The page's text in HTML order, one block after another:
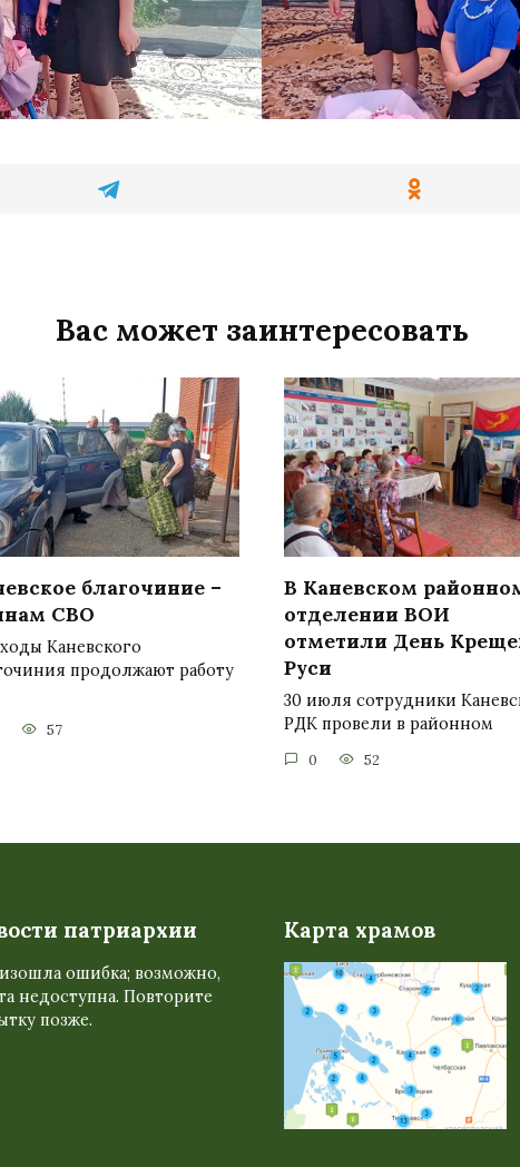
Вас может заинтересовать
благочиние –
СВО
Каневского
продолжают работу
57
В Каневском
отделении ВОИ
отметили День
Руси
30 июля сотрудники
РДК провели в районном
0 52
патриархии
ошибка; возможно,
недоступна. Повторите
позже.
Карта храмов